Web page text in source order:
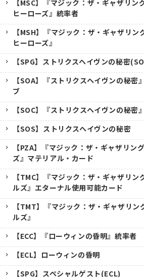
【MSC】『マジック：ザ・ギャザリン
ヒーローズ』統率者
【MSH】『マジック：ザ・ギャザリン
ヒーローズ』
【SPG】ストリクスヘイヴンの秘密
【SOA】『ストリクスヘイヴンの秘密
ブ
【SOC】『ストリクスヘイヴンの秘密
【SOS】ストリクスヘイヴンの秘密
【PZA】『マジック：ザ・ギャザリン
ズ』マテリアル・カード
【TMC】『マジック：ザ・ギャザリ
ルズ』エターナル使用可能カード
【TMT】『マジック：ザ・ギャザリ
ルズ』
【ECC】『ローウィンの昏明』統率者
【ECL】ローウィンの昏明
【SPG】スペシャルゲスト(ECL)